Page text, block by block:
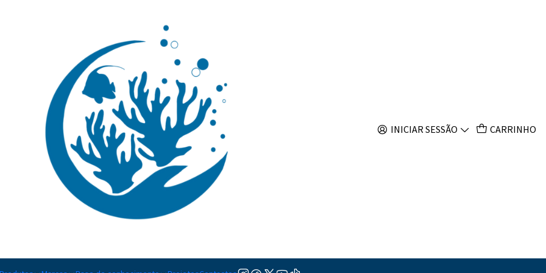
INICIAR SESSÃO CARRINHO
Cirrhilabrus Ryukyuensis
TAMANHO
Adicionar à lista de favoritos
Mostrar stock das localizações
Nível de Cuidados:Iniciante